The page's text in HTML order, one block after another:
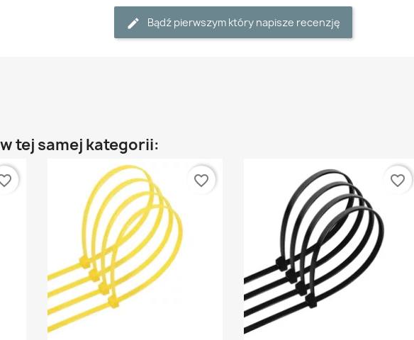
Bądź pierwszym który napisze recenzję
tej samej kategorii:
favorite_border favorite_border